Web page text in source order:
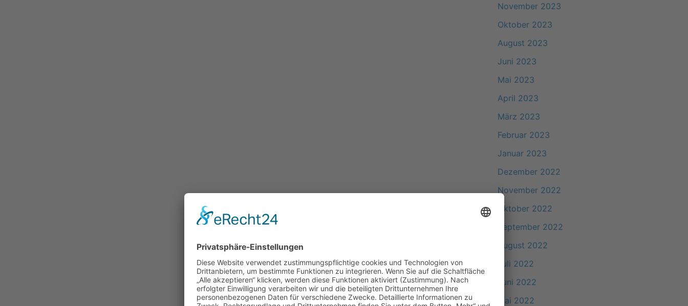
November 2023
Oktober 2023
August 2023
Juni 2023
Mai 2023
April 2023
März 2023
Februar 2023
Januar 2023
Dezember 2022
November 2022
Oktober 2022
September 2022
August 2022
Juli 2022
Juni 2022
Mai 2022